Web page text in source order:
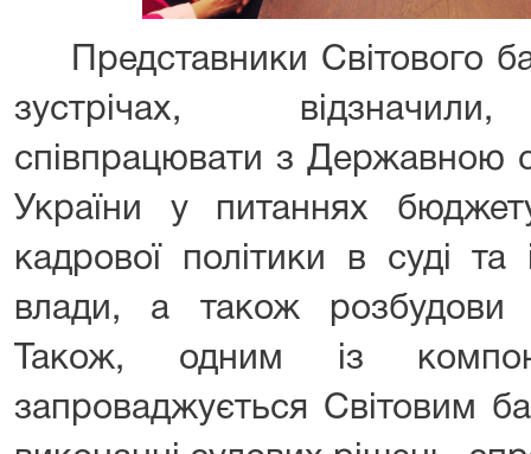
Представники Світового
зустрічах,
співпрацювати з Державною
України у питаннях
кадрової політики в суді та
влади, а також розбудови
Також, одним із
запроваджується Світовим